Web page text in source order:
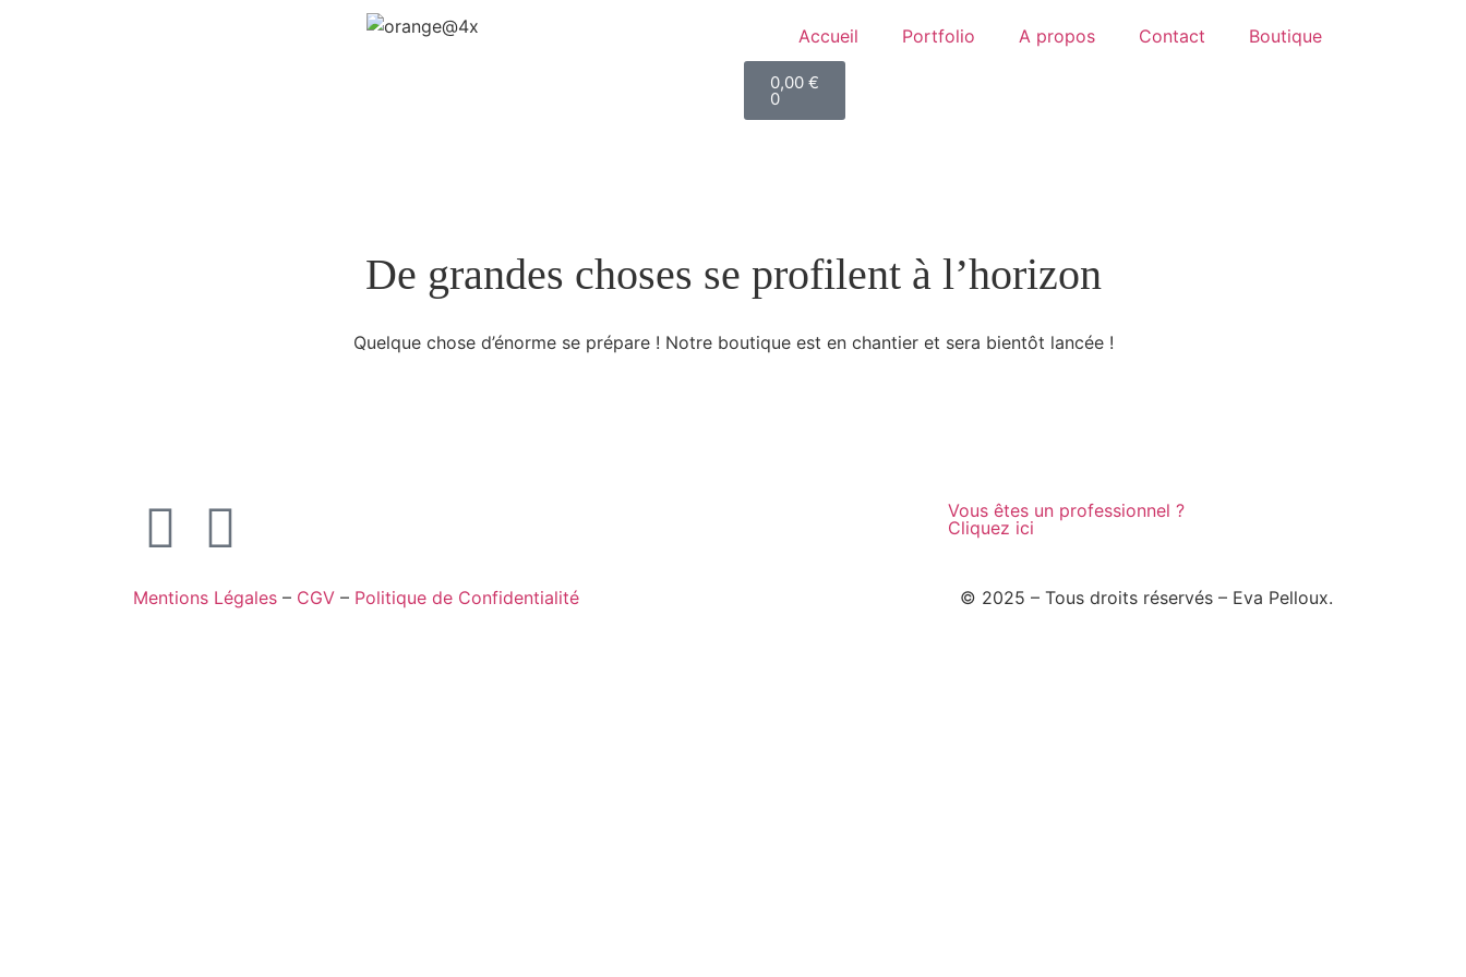
Accueil Portfolio A propos Contact Boutique
0,00 €
0
De grandes choses se profilent à l’horizon
Quelque chose d’énorme se prépare ! Notre boutique est en chantier et sera bientôt lancée !
Vous êtes un professionnel ?
Cliquez ici
Mentions Légales – CGV – Politique de Confidentialité © 2025 – Tous droits réservés – Eva Pelloux.